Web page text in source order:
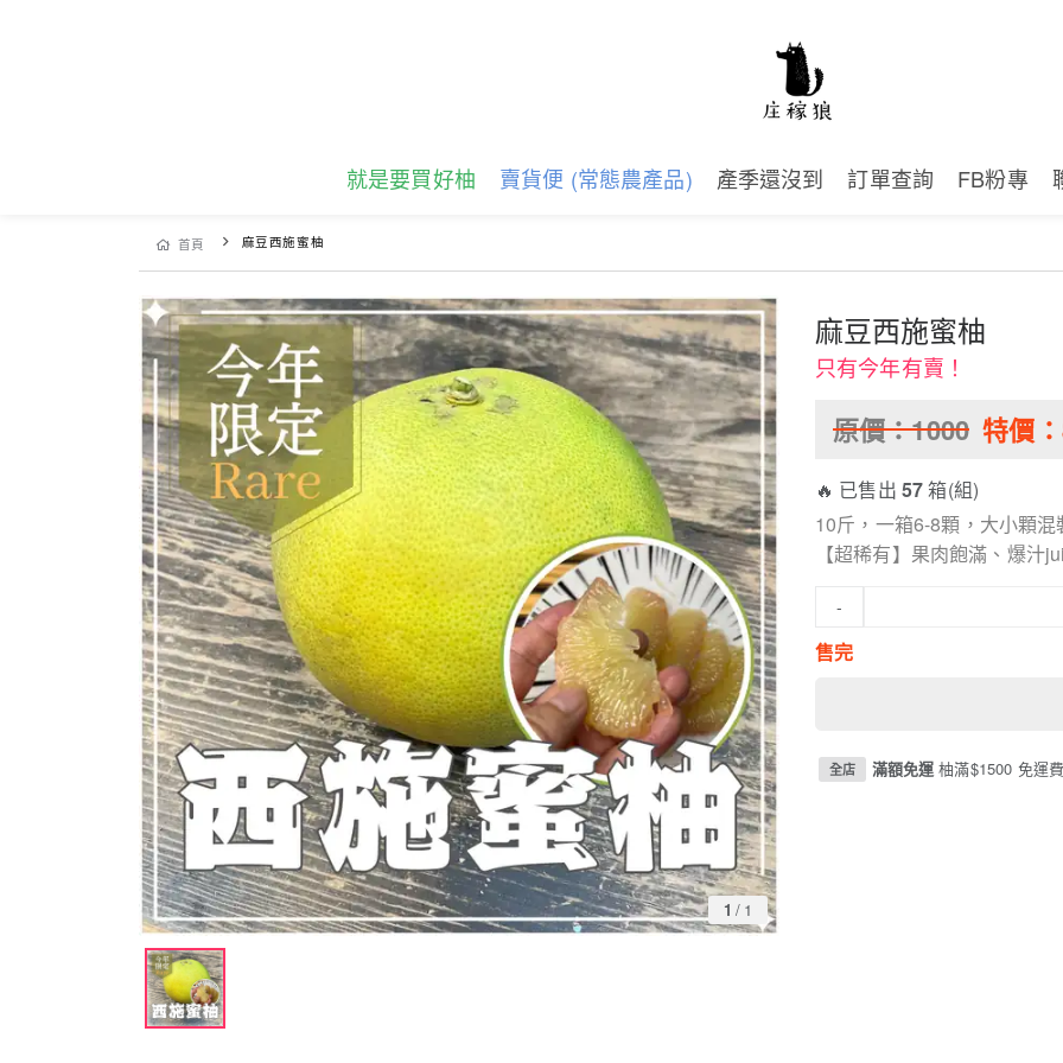
就是要買好柚 賣貨便 (常態農產品) 產季還沒到 訂單查詢 FB粉專
首頁 麻豆西施蜜柚
1 / 1
麻豆西施蜜柚
只有今年有賣！
原價：1000 特價：
🔥 已售出 57箱(組)
10斤，一箱6-8顆，大小顆混
【超稀有】果肉飽滿、爆汁
-
售完
全店 滿額免運柚滿$1500 免運費